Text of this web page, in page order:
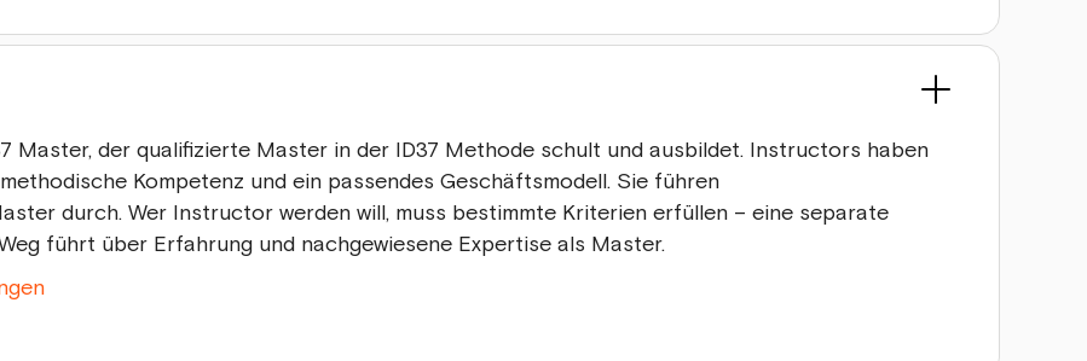
Master, der qualifizierte Master in der ID37 Methode schult und ausbildet. Instructors haben
Kompetenz und ein passendes Geschäftsmodell. Sie führen
durch. Wer Instructor werden will, muss bestimmte Kriterien erfüllen – eine separate
führt über Erfahrung und nachgewiesene Expertise als Master.